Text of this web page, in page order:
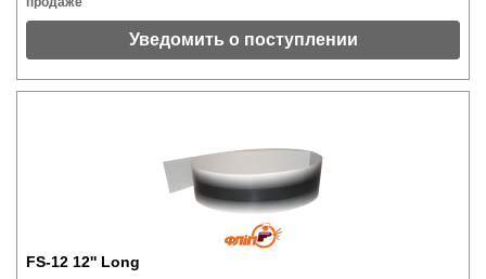
Уведомить о поступлении
FS-12 12'' Long